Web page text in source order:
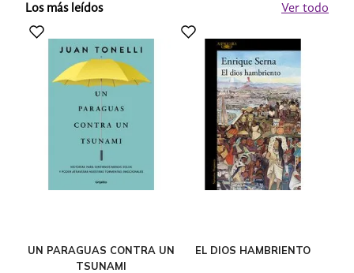
Los más leídos Ver todo
UN PARAGUAS CONTRA UN
TSUNAMI
EL DIOS HAMBRIENTO